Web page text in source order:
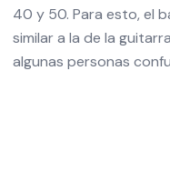
40 y 50. Para esto, el
similar a la de la
algunas personas